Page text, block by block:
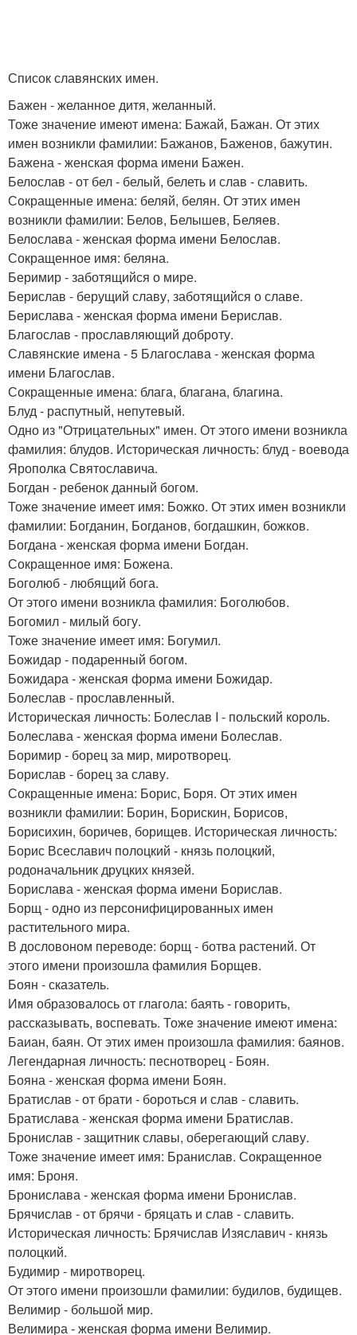
Список славянских имен.
Бажен - желанное дитя, желанный.
Тоже значение имеют имена: Бажай, Бажан. От этих
имен возникли фамилии: Бажанов, Баженов, бажутин.
Бажена - женская форма имени Бажен.
Белослав - от бел - белый, белеть и слав - славить.
Сокращенные имена: беляй, белян. От этих имен
возникли фамилии: Белов, Белышев, Беляев.
Белослава - женская форма имени Белослав.
Сокращенное имя: беляна.
Беримир - заботящийся о мире.
Берислав - берущий славу, заботящийся о славе.
Берислава - женская форма имени Берислав.
Благослав - прославляющий доброту.
Славянские имена - 5 Благослава - женская форма
имени Благослав.
Сокращенные имена: блага, благана, благина.
Блуд - распутный, непутевый.
Одно из "Отрицательных" имен. От этого имени возникла
фамилия: блудов. Историческая личность: блуд - воевода
Ярополка Святославича.
Богдан - ребенок данный богом.
Тоже значение имеет имя: Божко. От этих имен возникли
фамилии: Богданин, Богданов, богдашкин, божков.
Богдана - женская форма имени Богдан.
Сокращенное имя: Божена.
Боголюб - любящий бога.
От этого имени возникла фамилия: Боголюбов.
Богомил - милый богу.
Тоже значение имеет имя: Богумил.
Божидар - подаренный богом.
Божидара - женская форма имени Божидар.
Болеслав - прославленный.
Историческая личность: Болеслав I - польский король.
Болеслава - женская форма имени Болеслав.
Боримир - борец за мир, миротворец.
Борислав - борец за славу.
Сокращенные имена: Борис, Боря. От этих имен
возникли фамилии: Борин, Борискин, Борисов,
Борисихин, боричев, борищев. Историческая личность:
Борис Всеславич полоцкий - князь полоцкий,
родоначальник друцких князей.
Борислава - женская форма имени Борислав.
Борщ - одно из персонифицированных имен
растительного мира.
В дословоном переводе: борщ - ботва растений. От
этого имени произошла фамилия Борщев.
Боян - сказатель.
Имя образовалось от глагола: баять - говорить,
рассказывать, воспевать. Тоже значение имеют имена:
Баиан, баян. От этих имен произошла фамилия: баянов.
Легендарная личность: песнотворец - Боян.
Бояна - женская форма имени Боян.
Братислав - от брати - бороться и слав - славить.
Братислава - женская форма имени Братислав.
Бронислав - защитник славы, оберегающий славу.
Тоже значение имеет имя: Бранислав. Сокращенное
имя: Броня.
Бронислава - женская форма имени Бронислав.
Брячислав - от брячи - бряцать и слав - славить.
Историческая личность: Брячислав Изяславич - князь
полоцкий.
Будимир - миротворец.
От этого имени произошли фамилии: будилов, будищев.
Велимир - большой мир.
Велимира - женская форма имени Велимир.